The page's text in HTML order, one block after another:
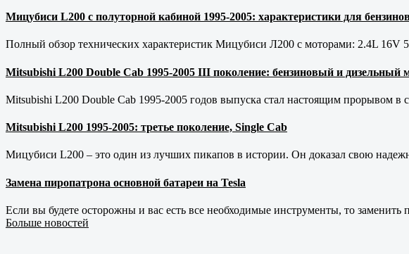
Мицубиси L200 с полуторной кабиной 1995-2005: характеристики для
Полный обзор технических характеристик Мицубиси Л200 с моторами: 2.4L
Mitsubishi L200 Double Cab 1995-2005 III поколение: бензиновый и дизельный
Mitsubishi L200 Double Cab 1995-2005 годов выпуска стал настоящим прорывом в
Mitsubishi L200 1995-2005: третье поколение, Single Cab
Мицубиси L200 – это один из лучших пикапов в истории. Он доказал свою
Замена пиропатрона основной батареи на Tesla
Если вы будете осторожны и вас есть все необходимые инструменты, то
Больше новостей